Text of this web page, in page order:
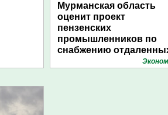
Мурманская область
оценит проект
пензенских
промышленников по
снабжению
поселений с помощью